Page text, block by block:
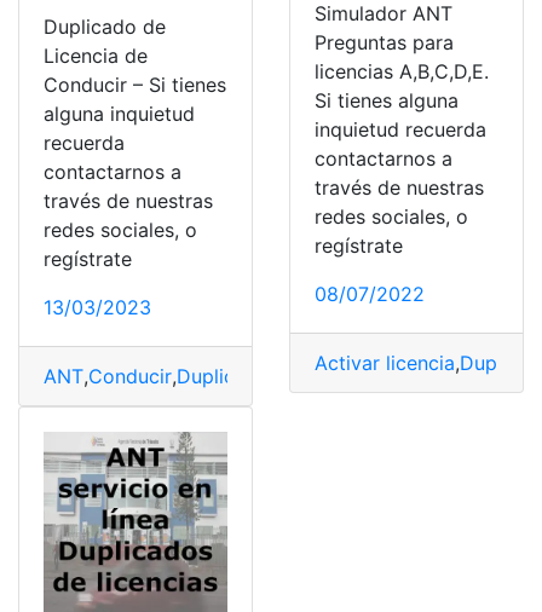
Duplicado de
Licencia de
Conducir – Si tienes
alguna inquietud
recuerda
contactarnos a
través de nuestras
redes sociales, o
regístrate
13/03/2023
ANT,Conducir,Duplicado Duplicados de licencias,
Simulador ANT
Preguntas para
licencias A,B,C,D,E.
Si tienes alguna
inquietud recuerda
contactarnos a
través de nuestras
redes sociales, o
regístrate
08/07/2022
Activar licencia,